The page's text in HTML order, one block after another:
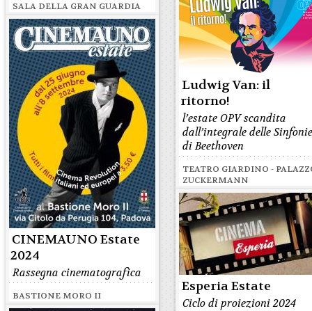
SALA DELLA GRAN GUARDIA
Ludwig Van: il
ritorno!
l’estate OPV scandita
dall’integrale delle
di Beethoven
TEATRO GIARDINO -
ZUCKERMANN
CINEMAUNO Estate
2024
Rassegna cinematografica
BASTIONE MORO II
Esperia Estate
Ciclo di proiezioni 2024